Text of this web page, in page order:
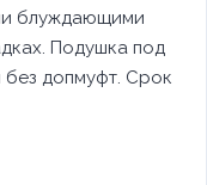
блуждающими
Подушка под
допмуфт. Срок